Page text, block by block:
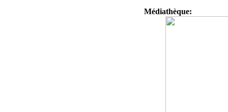
Médiathèque: